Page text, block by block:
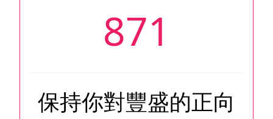
871
保持你對豐盛的正向